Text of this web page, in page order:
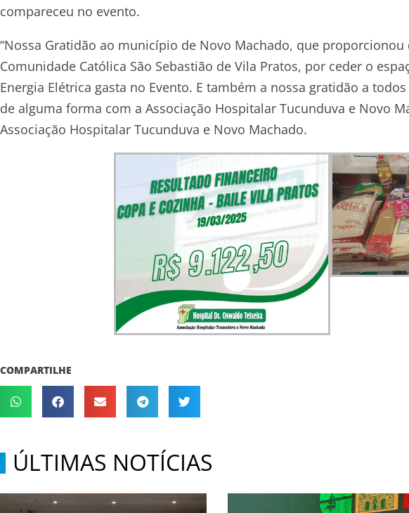
compareceu no evento.
“Nossa Gratidão ao município de Novo Machado, que
Comunidade Católica São Sebastião de Vila Pratos, por ceder o
Energia Elétrica gasta no Evento. E também a nossa gratidão a
de alguma forma com a Associação Hospitalar Tucunduva e Novo
Associação Hospitalar Tucunduva e Novo Machado.
COMPARTILHE
ÚLTIMAS NOTÍCIAS